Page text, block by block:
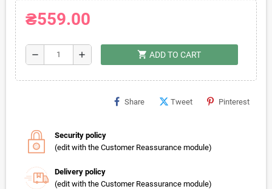
₴559.00
remove add shopping_cart ADD TO CART
Share Tweet Pinterest
Security policy
(edit with the Customer Reassurance module)
Delivery policy
(edit with the Customer Reassurance module)